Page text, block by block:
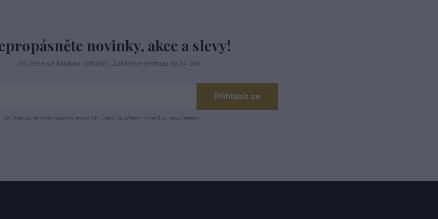
novinky, akce a slevy!
Můžete se kdykoli odhlásit. Zasíláme jednou za 14 dní.
Přihlásit se
Souhlasím se zpracováním osobních údajů za účelem rozesílky newsletteru.